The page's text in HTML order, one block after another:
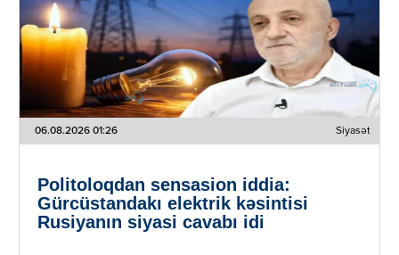
06.08.2026 01:26 Siyasət
Politoloqdan sensasion iddia:
Gürcüstandakı elektrik kəsintisi
Rusiyanın siyasi cavabı idi